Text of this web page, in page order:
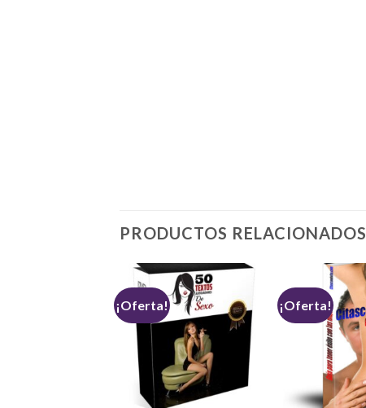
PRODUCTOS RELACIONADOS
¡Oferta! ¡Oferta!